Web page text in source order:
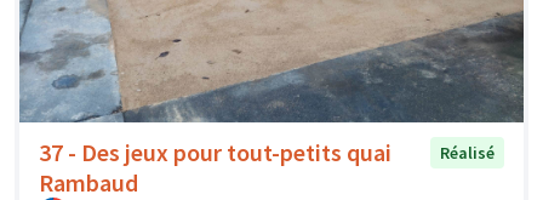
37 - Des jeux pour tout-petits quai
Rambaud
Réalisé